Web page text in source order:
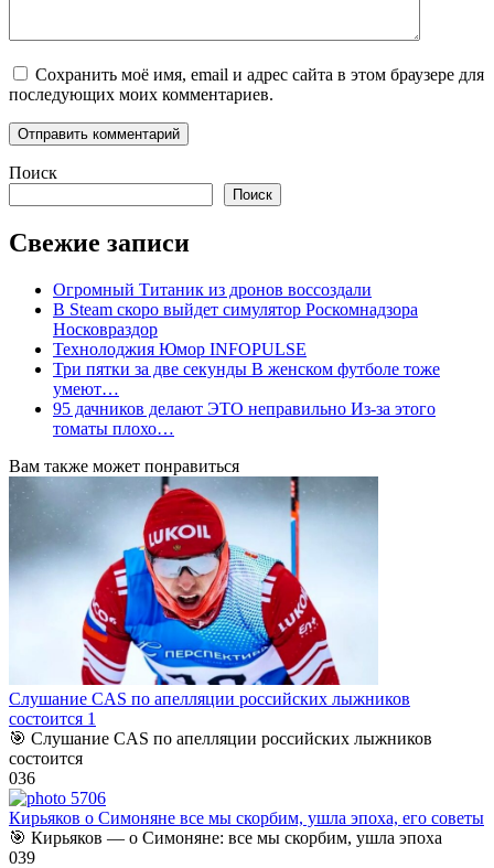
Сохранить моё имя, email и адрес сайта в этом браузере для
последующих моих комментариев.
Поиск
Поиск
Свежие записи
Огромный Титаник из дронов воссоздали
В Steam скоро выйдет симулятор Роскомнадзора
Носковраздор
Технолоджия Юмор INFOPULSE
Три пятки за две секунды В женском футболе тоже
умеют…
95 дачников делают ЭТО неправильно Из-за этого
томаты плохо…
Вам также может понравиться
Слушание CAS по апелляции российских лыжников
состоится 1
🎯 Слушание CAS по апелляции российских лыжников
состоится
036
Кирьяков о Симоняне все мы скорбим, ушла эпоха, его советы
🎯 Кирьяков — о Симоняне: все мы скорбим, ушла эпоха
039